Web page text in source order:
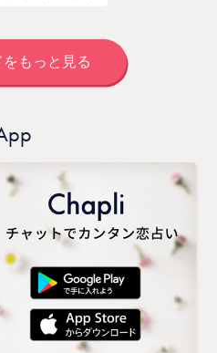
もっと見る